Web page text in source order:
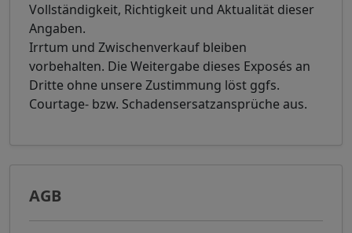
Vollständigkeit, Richtigkeit und Aktualität dieser
Angaben.
Irrtum und Zwischenverkauf bleiben
vorbehalten. Die Weitergabe dieses Exposés an
Dritte ohne unsere Zustimmung löst ggfs.
Courtage- bzw. Schadensersatzansprüche aus.
AGB